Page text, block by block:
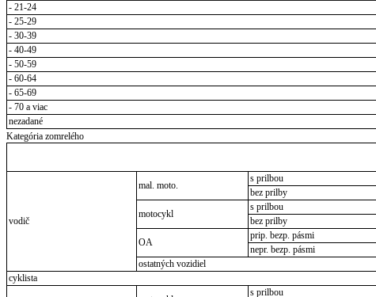
- 21-24
- 25-29
- 30-39
- 40-49
- 50-59
- 60-64
- 65-69
- 70 a viac
nezadané
Kategória zomrelého
vodič
mal. moto.
s prilbou
bez prilby
motocykl
s prilbou
bez prilby
OA
prip. bezp. pásmi
nepr. bezp. pásmi
ostatných vozidiel
cyklista
s prilbou